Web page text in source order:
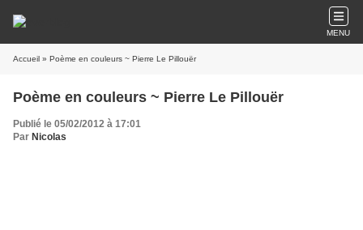
MENU
Accueil » Poème en couleurs ~ Pierre Le Pillouër
Poème en couleurs ~ Pierre Le Pillouër
Publié le 05/02/2012 à 17:01
Par Nicolas